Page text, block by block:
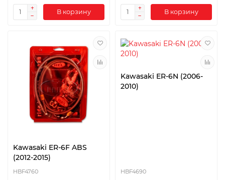
В корзину В корзину
Kawasaki ER-6F ABS
(2012-2015)
HBF4760
Kawasaki ER-6N (2006-
2010)
HBF4690